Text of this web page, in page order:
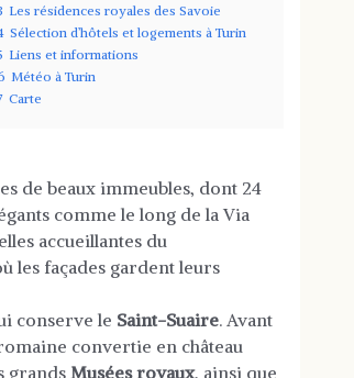
Les résidences royales des Savoie
Sélection d’hôtels et logements à Turin
Liens et informations
Météo à Turin
Carte
de beaux immeubles, dont 24
comme le long de la Via
accueillantes du
les façades gardent leurs
conserve le Saint-Suaire. Avant
convertie en château
grandsMusées royaux, ainsi que